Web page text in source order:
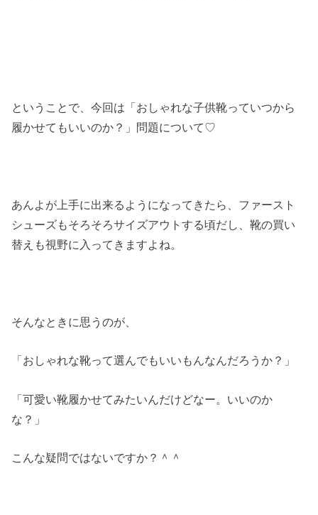
ということで、今回は「おしゃれな子供靴っていつから
履かせてもいいのか？」問題について♡
あんよが上手に出来るようになってきたら、ファースト
シューズもそろそろサイズアウトする頃だし、靴の買い
替えも視野に入ってきますよね。
そんなときに思うのが、
「おしゃれな靴って選んでもいいもんなんだろうか？」
「可愛い靴履かせてみたいんだけどなー。いいのか
な？」
こんな疑問ではないですか？＾＾